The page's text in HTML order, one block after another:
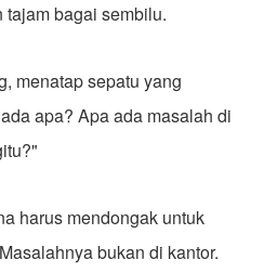
bagai sembilu.
menatap sepatu yang
apa? Apa ada masalah di
harus mendongak untuk
bukan di kantor.